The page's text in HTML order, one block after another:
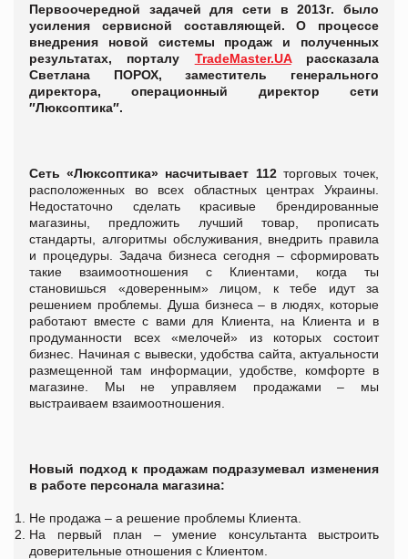
Первоочередной задачей для сети в 2013г. было
усиления сервисной составляющей. О процессе
внедрения новой системы продаж и полученных
результатах, порталу TradeMaster.UAрассказала
Светлана ПОРОХ, заместитель генерального
директора,
операционный директор сети
″Люксоптика″.
Сеть «Люксоптика» насчитывает 112 торговых точек,
расположенных во всех областных центрах Украины.
Недостаточно сделать красивые брендированные
магазины, предложить лучший товар, прописать
стандарты, алгоритмы обслуживания, внедрить правила
и процедуры. Задача бизнеса сегодня – сформировать
такие взаимоотношения с Клиентами, когда ты
становишься «доверенным» лицом, к тебе идут за
решением проблемы. Душа бизнеса – в людях, которые
работают вместе с вами для Клиента, на Клиента и в
продуманности всех «мелочей» из которых состоит
бизнес. Начиная с вывески, удобства сайта, актуальности
размещенной там информации, удобстве, комфорте в
магазине. Мы не управляем продажами – мы
выстраиваем взаимоотношения.
Новый подход к продажам подразумевал изменения
в работе персонала магазина:
Не продажа – а решение проблемы Клиента.
На первый план – умение консультанта выстроить
доверительные отношения с Клиентом.